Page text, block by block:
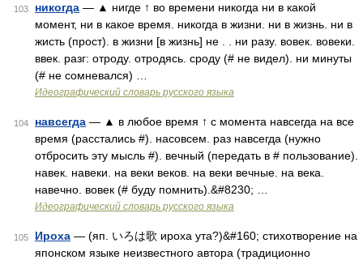
103 никогда — ▲ нигде ↑ во времени никогда ни в какой
момент, ни в какое время. никогда в жизни. ни в жизнь. ни в
жисть (прост). в жизни [в жизнь] не . . ни разу. вовек. вовеки.
ввек. разг: отроду. отродясь. сроду (# не видел). ни минуты
(# не сомневался) …
Идеографический словарь русского языка
104 навсегда — ▲ в любое время ↑ с момента навсегда на все
время (расстались #). насовсем. раз навсегда (нужно
отбросить эту мысль #). вечный (передать в # пользование).
навек. навеки. на веки веков. на веки вечные. на века.
навечно. вовек (# буду помнить).&#8230; …
Идеографический словарь русского языка
105 Ироха — (яп. いろは歌 ироха ута?)&#160; стихотворение на
японском языке неизвестного автора (традиционно